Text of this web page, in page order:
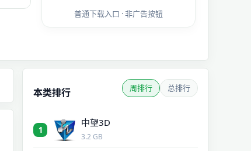
普通下载入口 · 非广告按钮
本类排行 周排行 总排行
1
中望3D
3.2 GB